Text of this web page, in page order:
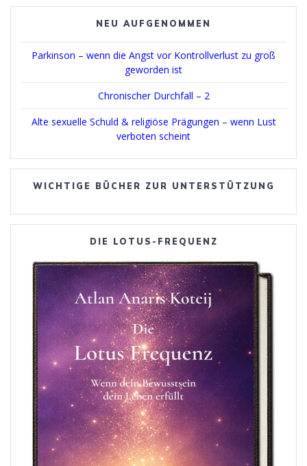
NEU AUFGENOMMEN
Parkinson – wenn die Angst vor Kontrollverlust zu groß
geworden ist
Chronischer Durchfall – 2
Alte sexuelle Schuld & religiöse Prägungen – wenn Lust
verboten scheint
WICHTIGE BÜCHER ZUR UNTERSTÜTZUNG
DIE LOTUS-FREQUENZ